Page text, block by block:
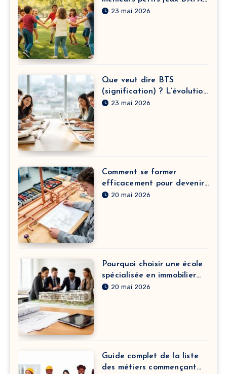
à pratiquer sans matériel
23 mai 2026
Que veut dire BTS
(signification) ? L’évolution
du sens derrière l’acronyme
23 mai 2026
Comment se former
efficacement pour devenir
plombier chauffagiste avec
20 mai 2026
Pourquoi choisir une école
spécialisée en immobilier
pour booster votre carrière
20 mai 2026
Guide complet de la liste
des métiers commençant